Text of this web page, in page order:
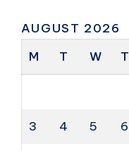
AUGUST 2026
M
T W T
3 4 5 6